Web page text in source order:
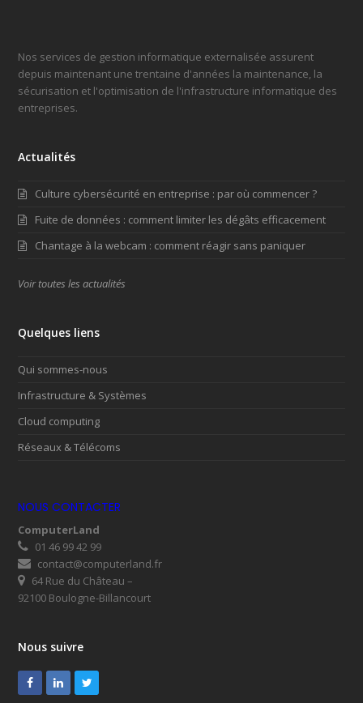
Nos services de gestion informatique externalisée assurent
depuis maintenant une trentaine d'années la maintenance, la
sécurisation et l'optimisation de l'infrastructure informatique des
entreprises.
Actualités
Culture cybersécurité en entreprise : par où commencer ?
Fuite de données : comment limiter les dégâts efficacement
Chantage à la webcam : comment réagir sans paniquer
Voir toutes les actualités
Quelques liens
Qui sommes-nous
Infrastructure & Systèmes
Cloud computing
Réseaux & Télécoms
NOUS CONTACTER
ComputerLand
01 46 99 42 99
contact@computerland.fr
64 Rue du Château –
92100 Boulogne-Billancourt
Nous suivre
Facebook
LinkedInTwitter